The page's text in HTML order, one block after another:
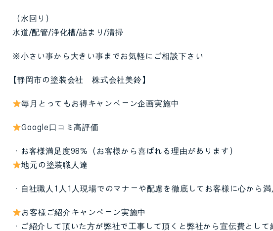
（水回り）
水道/配管/浄化槽/詰まり/清掃
※小さい事から大きい事までお気軽にご相談下さい
【静岡市の塗装会社 株式会社美鈴】
毎月とってもお得キャンペーン企画実施中
Google口コミ高評価
・お客様満足度98%（お客様から喜ばれる理由があります）
地元の塗装職人達
・自社職人1人1人現場でのマナーや配慮を徹底してお客様に心から
お客様ご紹介キャンペーン実施中
・ご紹介して頂いた方が弊社で工事して頂くと弊社から宣伝費とし